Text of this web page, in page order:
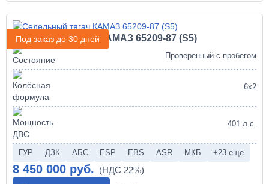
Под заказ до 30 дней
Седельный тягач КАМАЗ 65209-87 (S5)
Проверенный с пробегом
6х2
401 л.с.
ГУР ДЗК АБС ESP EBS ASR МКБ +23 еще
8 450 000 руб.